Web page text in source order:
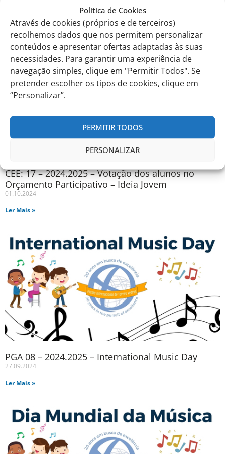
Política de Cookies
Através de cookies (próprios e de terceiros)
recolhemos dados que nos permitem personalizar
conteúdos e apresentar ofertas adaptadas às suas
necessidades. Para garantir uma experiência de
navegação simples, clique em "Permitir Todos". Se
pretender escolher os tipos de cookies, clique em
“Personalizar”.
PERMITIR TODOS
PERSONALIZAR
Comunicados anteriores
CEE: 17 – 2024.2025 – Votação dos alunos no
Orçamento Participativo – Ideia Jovem
01.10.2024
Ler Mais »
PGA 08 – 2024.2025 – International Music Day
27.09.2024
Ler Mais »